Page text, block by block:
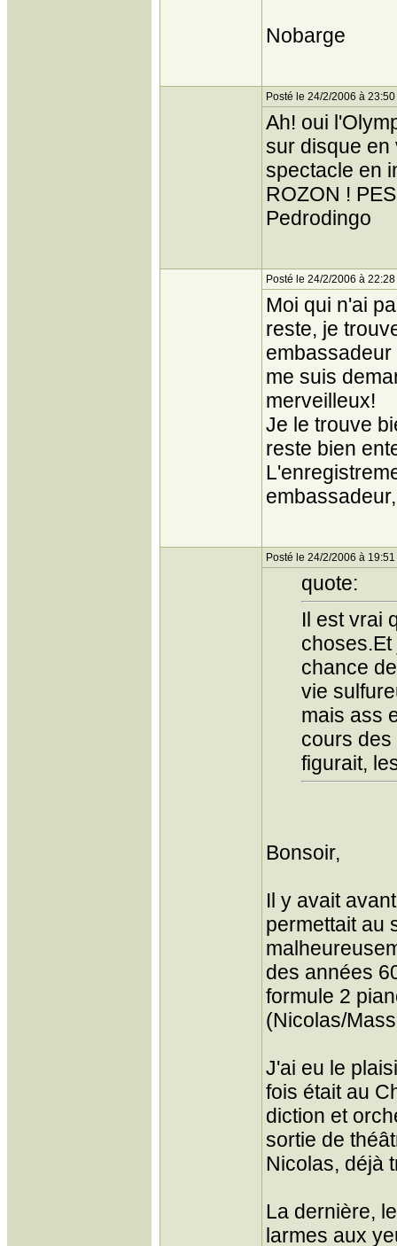
Nobarge
Posté le 24/2/2006 à 23:50
Ah! oui
sur disque en
spectacle en
ROZON !
Pedrodingo
Posté le 24/2/2006 à 22:28
Moi qui n'ai
reste, je
me suis
merveilleux!
Je le trouve
reste bien
Posté le 24/2/2006 à 19:51
quote:
Il est vrai
chance
vie
mais ass
cours
figurait,
Bonsoir,
Il y avait
permettait au
des années
formule 2
(Nicolas/
J'ai eu le
fois était au
diction et
sortie de
Nicolas, déjà
La dernière,
larmes aux